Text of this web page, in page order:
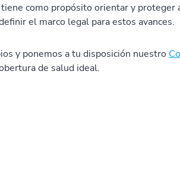
como propósito orientar y proteger
el marco legal para estos avances.
y ponemos a tu disposición nuestro
de salud ideal.